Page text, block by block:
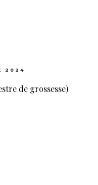
2024
de grossesse)